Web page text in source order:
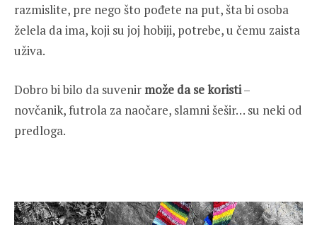
razmislite, pre nego što pođete na put, šta bi osoba
želela da ima, koji su joj hobiji, potrebe, u čemu zaista
uživa.
Dobro bi bilo da suvenir može da se koristi–
novčanik, futrola za naočare, slamni šešir… su neki od
predloga.